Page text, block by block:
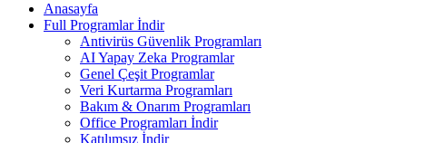
Anasayfa
Full Programlar İndir
Antivirüs Güvenlik Programları
AI Yapay Zeka Programlar
Genel Çeşit Programlar
Veri Kurtarma Programları
Bakım & Onarım Programları
Office Programları İndir
Katılımsız İndir